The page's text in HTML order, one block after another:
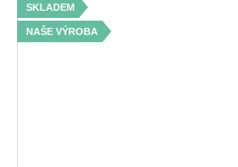
SKLADEM
NAŠE VÝROBA